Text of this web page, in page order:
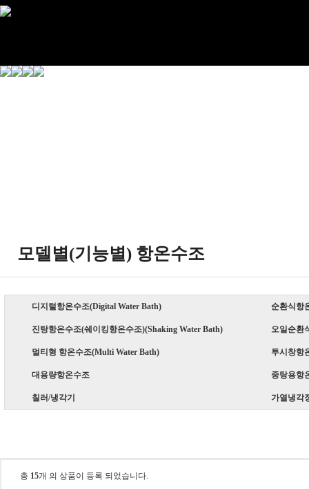
모델별(기능별) 항온수조
디지털항온수조(Digital Water Bath) 순환식항
진탕항온수조(쉐이킹항온수조)(Shaking Water Bath) 오일순환
멀티형 항온수조(Multi Water Bath) 투시창항
대용량항온수조 중탕용항
칠러/냉각기 가열냉각
총 15개 의 상품이 등록 되었습니다.